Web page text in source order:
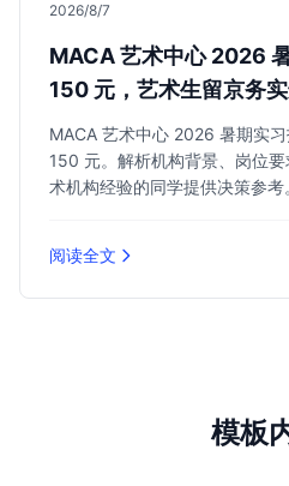
2026/8/7
MACA 艺术中心 2026
150 元，艺术生留京务
MACA 艺术中心 2026 暑期实
150 元。解析机构背景、岗位
术机构经验的同学提供决策参考
阅读全文
模板